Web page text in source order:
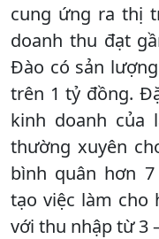
cung ứng ra thị
doanh thu đạt
Đào có sản
trên 1 tỷ đồng.
kinh doanh của
thường xuyên
bình quân hơn
tạo việc làm cho
với thu nhập từ 3